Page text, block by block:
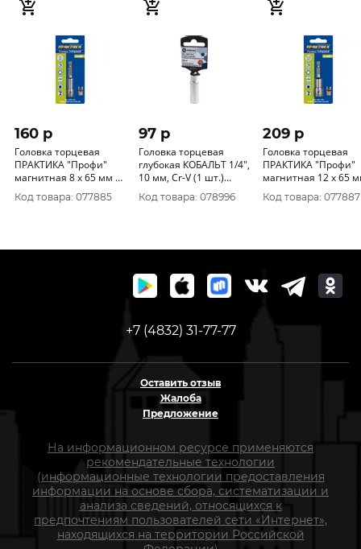
160 p
Головка торцевая
ПРАКТИКА "Профи"
магнитная 8 х 65 мм с
хвостовиком HEX 1/4"
(1шт), блистер 035-134
Код товара: 077885
97 p
Головка торцевая
глубокая КОБАЛЬТ 1/4",
10 мм, Cr-V (1 шт.)
подвес 643-941
Код товара: 078996
209 p
Головка торцевая
ПРАКТИКА "Профи"
магнитная 12 х 65
хвостовиком HEX 1/
(1шт), блистер
Код товара: 077887
+7 (4832) 31-77-77
Оставить отзыв
Жалоба
Предложение
На информационном ресурсе применяются
рекомендательные технологии
(информационные технологии предоставления
информации на основе сбора, систематизации и
анализа сведений, относящихся к
предпочтениям пользователей сети «Интернет»,
находящихся на территории Российской